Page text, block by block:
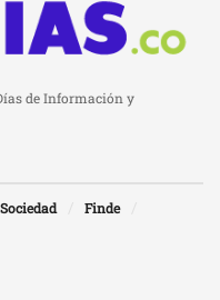
de Información y
Sociedad
Finde